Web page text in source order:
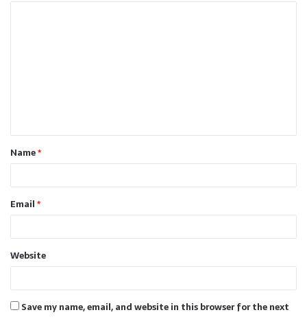
t
*Name*
Email*
Website
Save my name, email, and website in this browser for the next